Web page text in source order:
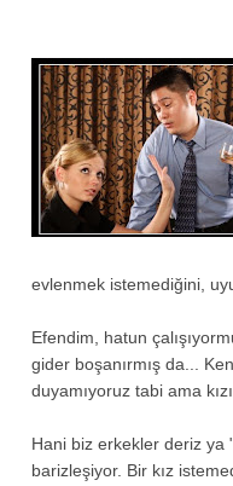
evlenmek istemediğini,
Efendim, hatun
gider boşanırmış da...
duyamıyoruz tabi ama
Hani biz erkekler deriz ya
barizleşiyor. Bir kız